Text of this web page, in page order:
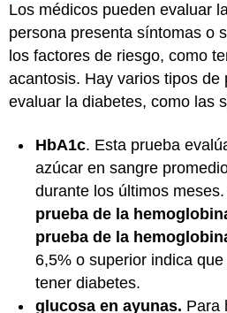
Los médicos pueden evaluar
persona presenta síntomas o
los factores de riesgo, como
acantosis. Hay varios tipos de
evaluar la diabetes, como las
HbA1c. Esta prueba
azúcar en sangre
durante los últimos
prueba de la
prueba de la
6,5% o superior indica
tener diabetes.
glucosa en ayunas. Para